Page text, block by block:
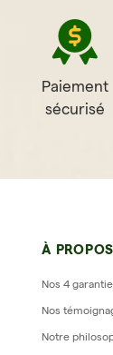
Paiement
sécurisé
À PROPOS
Nos 4
Nos
Notre